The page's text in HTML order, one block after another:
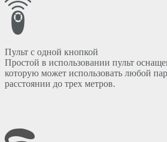
Пульт с одной кнопкой
Простой в использовании пульт
которую может использовать любой
расстоянии до трех метров.